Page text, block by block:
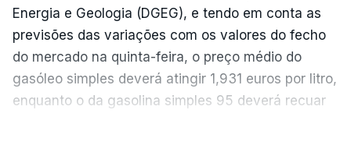
Energia e Geologia (DGEG), e tendo em conta as
previsões das variações com os valores do fecho
do mercado na quinta-feira, o preço médio do
gasóleo simples deverá atingir 1,931 euros por litro,
enquanto o da gasolina simples 95 deverá recuar